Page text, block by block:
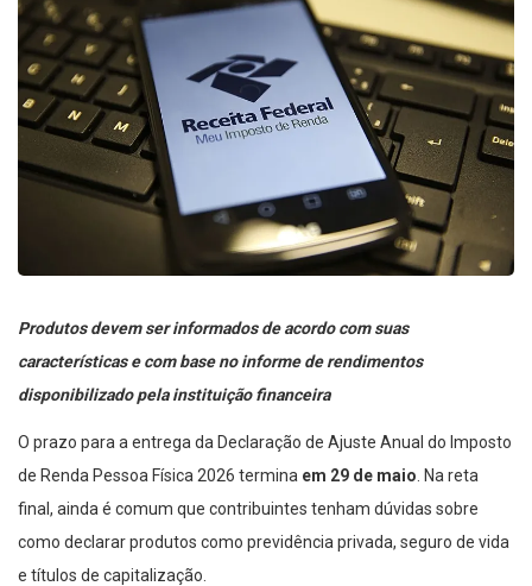
Produtos devem ser informados de acordo com suas
características e com base no informe de rendimentos
disponibilizado pela instituição financeira
O prazo para a entrega da Declaração de Ajuste Anual do Imposto
de Renda Pessoa Física 2026 termina em 29 de maio . Na reta
final, ainda é comum que contribuintes tenham dúvidas sobre
como declarar produtos como previdência privada, seguro de vida
e títulos de capitalização.